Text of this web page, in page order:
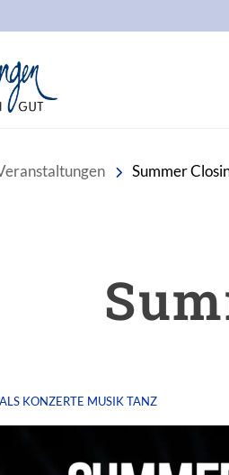
Summer
KONZERTE MUSIKTANZ